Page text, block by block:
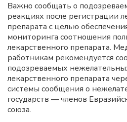
Важно сообщать о
реакциях после регистрации
препарата с целью
мониторинга соотношения
лекарственного препарата.
работникам рекомендуется
подозреваемых
лекарственного препарата
системы сообщения о
государств — членов
союза.